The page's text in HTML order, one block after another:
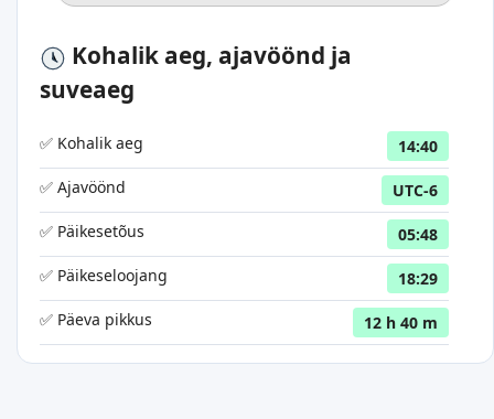
Kohalik aeg, ajavöönd ja
suveaeg
✅ Kohalik aeg
14:40
✅ Ajavöönd
UTC-6
✅ Päikesetõus
05:48
✅ Päikeseloojang
18:29
✅ Päeva pikkus
12 h 40 m